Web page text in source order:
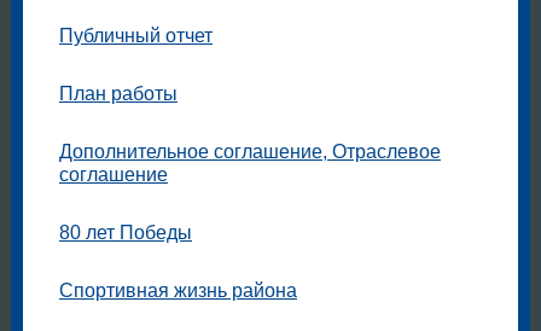
Публичный отчет
План работы
Дополнительное соглашение, Отраслевое
соглашение
80 лет Победы
Спортивная жизнь района